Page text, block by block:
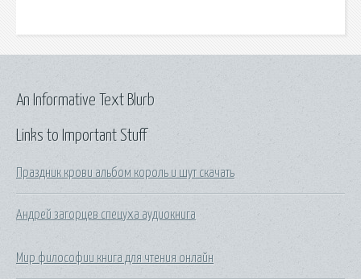
Links to Important Stuff
Праздник крови альбом король и шут скачать
Андрей загорцев спецуха аудиокнига
Мир философии книга для чтения онлайн
An Informative Text Blurb